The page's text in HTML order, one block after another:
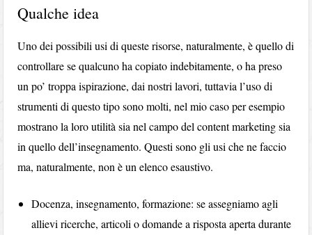
Qualche idea
Uno dei possibili usi di queste risorse, naturalmente, è quello di
controllare se qualcuno ha copiato indebitamente, o ha preso
un po’ troppa ispirazione, dai nostri lavori, tuttavia l’uso di
strumenti di questo tipo sono molti, nel mio caso per esempio
mostrano la loro utilità sia nel campo del content marketing sia
in quello dell’insegnamento. Questi sono gli usi che ne faccio
ma, naturalmente, non è un elenco esaustivo.
Docenza, insegnamento, formazione: se assegniamo agli
allievi ricerche, articoli o domande a risposta aperta durante